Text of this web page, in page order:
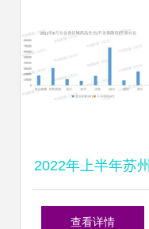
2022年上半年苏州
房地产企业销售业
查看详情